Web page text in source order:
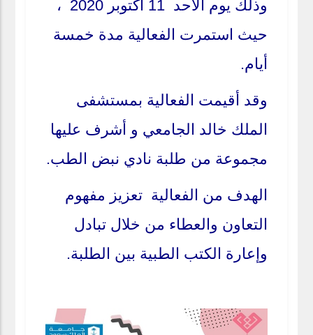
وذلك يوم الأحد 11 أكتوبر 2020 ،
حيث استمرت الفعالية مدة خمسة
أيام.
وقد أقيمت الفعالية بمستشفى
الملك خالد الجامعي و أشرف عليها
مجموعة من طلبة نادي نبض الطب.
الهدف من الفعالية تعزيز مفهوم
التعاون والعطاء من خلال تبادل
وإعارة الكتب الطبية بين الطلبة.